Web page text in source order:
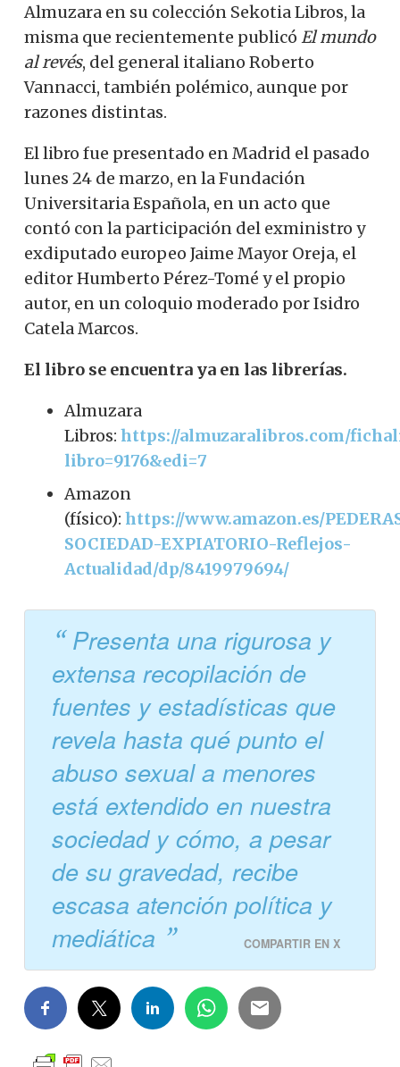
Almuzara en su colección Sekotia Libros, la
misma que recientemente publicó El mundo
al revés, del general italiano Roberto
Vannacci, también polémico, aunque por
razones distintas.
El libro fue presentado en Madrid el pasado
lunes 24 de marzo, en la Fundación
Universitaria Española, en un acto que
contó con la participación del exministro y
exdiputado europeo Jaime Mayor Oreja, el
editor Humberto Pérez-Tomé y el propio
autor, en un coloquio moderado por Isidro
Catela Marcos.
El libro se encuentra ya en las librerías.
Almuzara
Libros: https://almuzaralibros.com/
libro=9176&edi=7
Amazon
(físico): https://www.amazon.es/
SOCIEDAD-EXPIATORIO-Reflejos-
Actualidad/dp/8419979694/
Presenta una rigurosa y
extensa recopilación de
fuentes y estadísticas que
revela hasta qué punto el
abuso sexual a menores
está extendido en nuestra
sociedad y cómo, a pesar
de su gravedad, recibe
escasa atención política y
mediática
COMPARTIR EN X